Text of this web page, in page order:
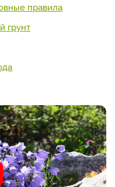
правила
грунт